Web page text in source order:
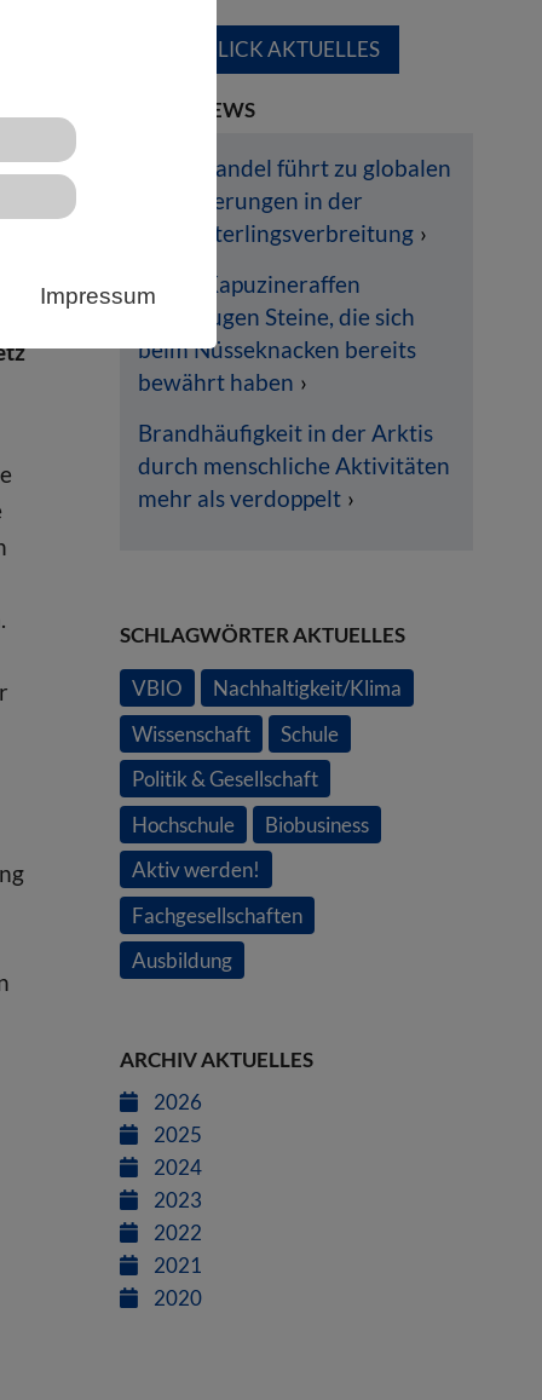
Impressum
ÜBERBLICK AKTUELLES
LETZTE NEWS
Klimawandel führt zu globalen
Veränderungen in der
Schmetterlingsverbreitung
Wilde Kapuzineraffen
bevorzugen Steine, die sich
beim Nüsseknacken bereits
bewährt haben
Brandhäufigkeit in der Arktis
durch menschliche Aktivitäten
mehr als verdoppelt
SCHLAGWÖRTER AKTUELLES
VBIO
Nachhaltigkeit/Klima
Wissenschaft
Schule
Politik & Gesellschaft
Hochschule
Biobusiness
Aktiv werden!
Fachgesellschaften
Ausbildung
ARCHIV AKTUELLES
2026
2025
2024
2023
2022
2021
2020